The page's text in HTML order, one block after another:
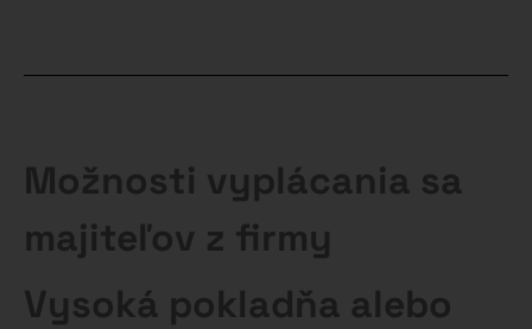
Možnosti vyplácania sa
majiteľov z firmy
Vysoká pokladňa alebo